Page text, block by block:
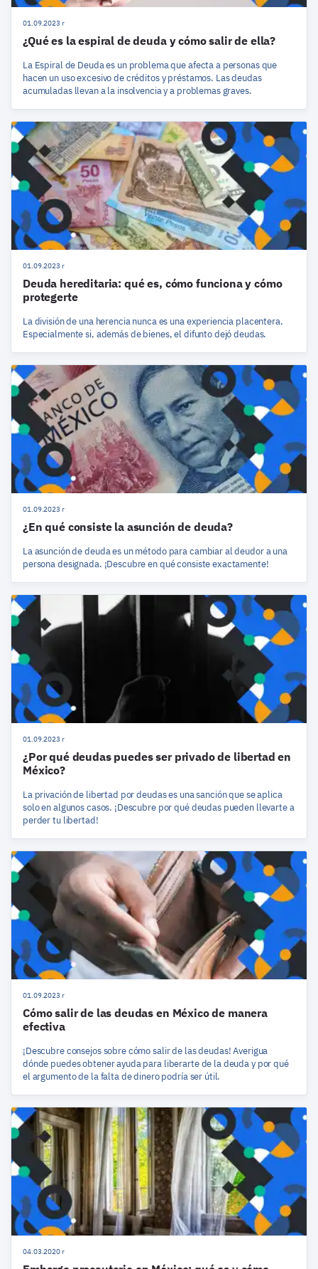
01.09.2023 r
¿Qué es la espiral de deuda y cómo salir de ella?
La Espiral de Deuda es un problema que afecta a personas que
hacen un uso excesivo de créditos y préstamos. Las deudas
acumuladas llevan a la insolvencia y a problemas graves.
01.09.2023 r
Deuda hereditaria: qué es, cómo funciona y cómo
protegerte
La división de una herencia nunca es una experiencia placentera.
Especialmente si, además de bienes, el difunto dejó deudas.
01.09.2023 r
¿En qué consiste la asunción de deuda?
La asunción de deuda es un método para cambiar al deudor a una
persona designada. ¡Descubre en qué consiste exactamente!
01.09.2023 r
¿Por qué deudas puedes ser privado de libertad en
México?
La privación de libertad por deudas es una sanción que se aplica
solo en algunos casos. ¡Descubre por qué deudas pueden llevarte a
perder tu libertad!
01.09.2023 r
Cómo salir de las deudas en México de manera
efectiva
¡Descubre consejos sobre cómo salir de las deudas! Averigua
dónde puedes obtener ayuda para liberarte de la deuda y por qué
el argumento de la falta de dinero podría ser útil.
04.03.2020 r